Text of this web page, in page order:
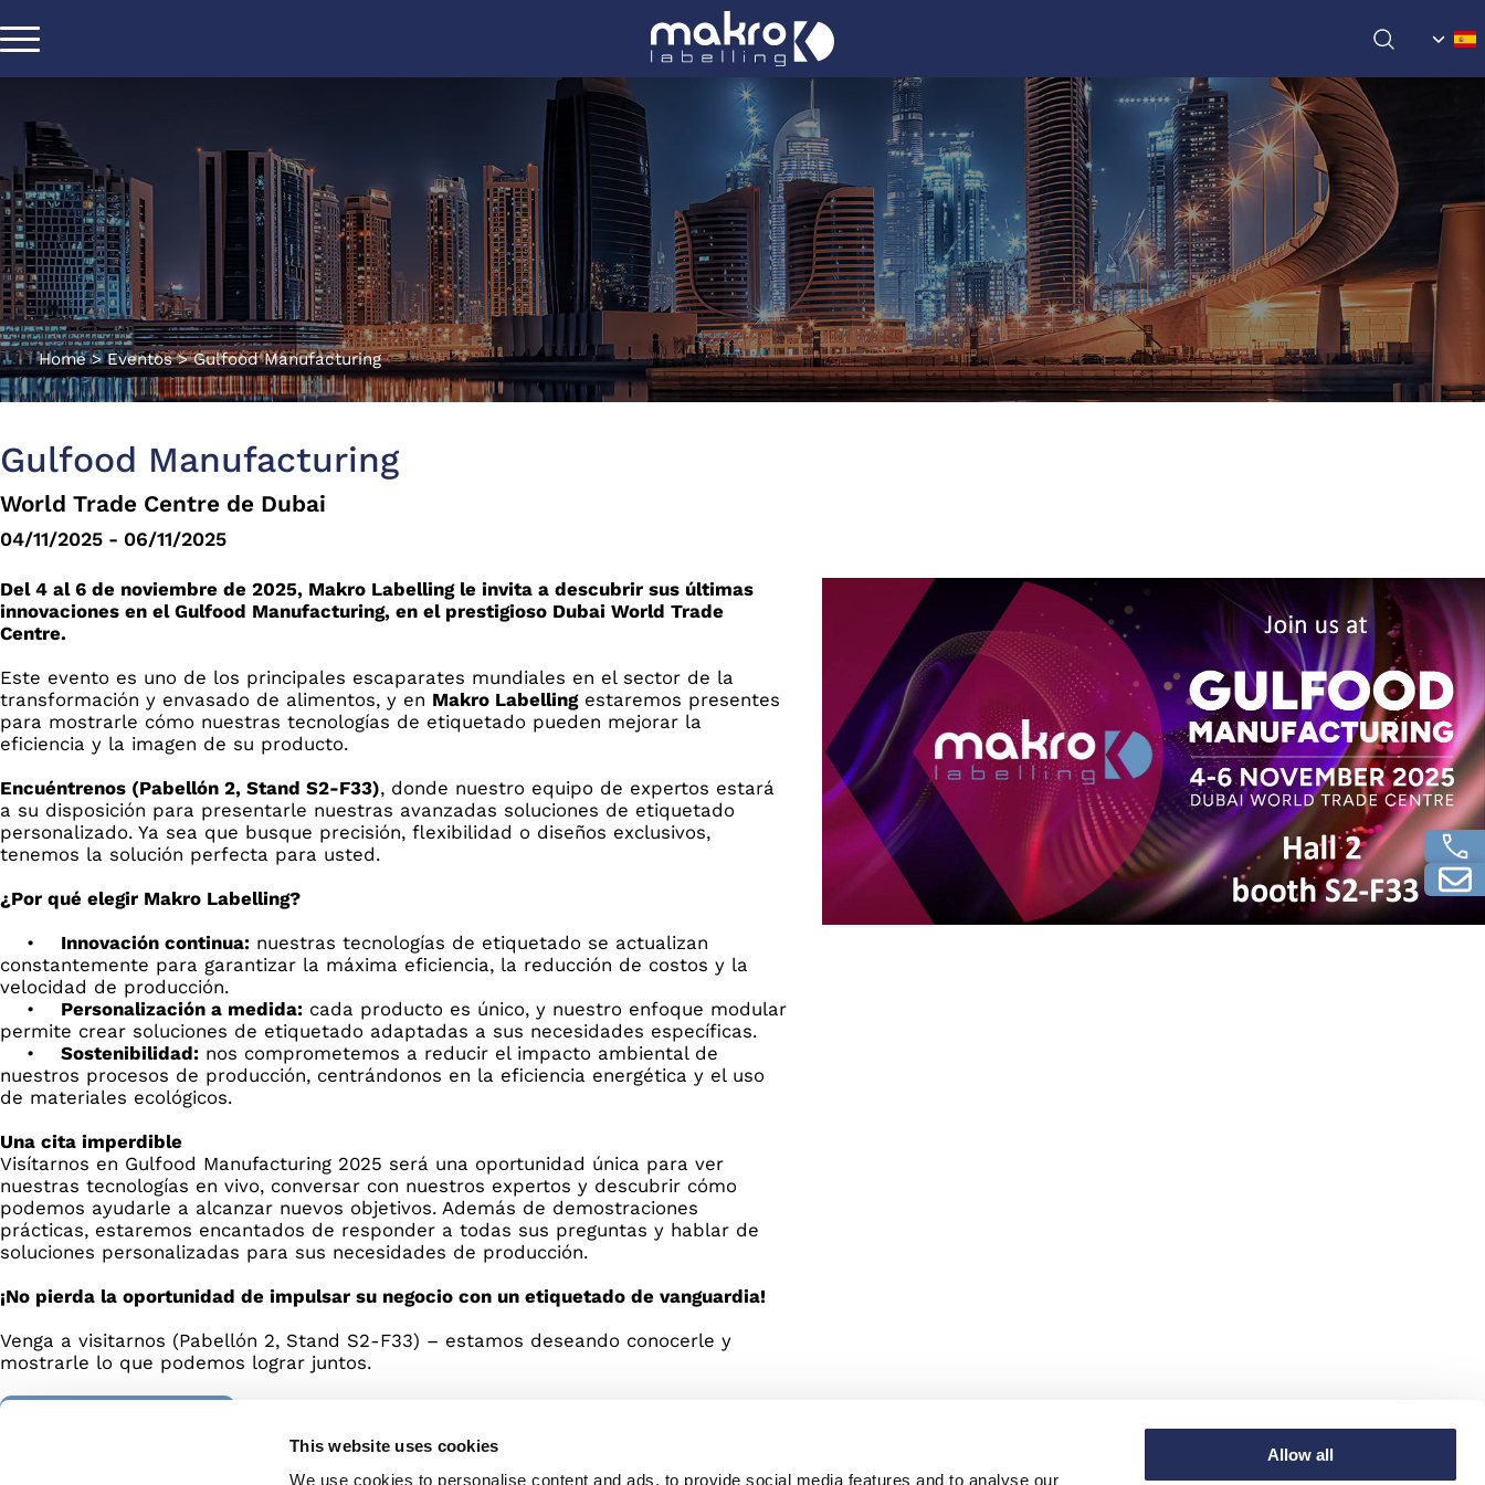
This website uses cookies
We use cookies to personalise content and ads, to provide social media features and to analyse our
Allow all
Home > Eventos > Gulfood Manufacturing
Gulfood Manufacturing
World Trade Centre de Dubai
04/11/2025 - 06/11/2025
Del 4 al 6 de noviembre de 2025, Makro Labelling le invita a descubrir sus últimas
innovaciones en el Gulfood Manufacturing, en el prestigioso Dubai World Trade
Centre.
Este evento es uno de los principales escaparates mundiales en el sector de la
transformación y envasado de alimentos, y en Makro Labellingestaremos presentes
para mostrarle cómo nuestras tecnologías de etiquetado pueden mejorar la
eficiencia y la imagen de su producto.
Encuéntrenos (Pabellón 2, Stand S2-F33), donde nuestro equipo de expertos estará
a su disposición para presentarle nuestras avanzadas soluciones de etiquetado
personalizado. Ya sea que busque precisión, flexibilidad o diseños exclusivos,
tenemos la solución perfecta para usted.
¿Por qué elegir Makro Labelling?
• Innovación continua: nuestras tecnologías de etiquetado se actualizan
constantemente para garantizar la máxima eficiencia, la reducción de costos y la
velocidad de producción.
• Personalización a medida: cada producto es único, y nuestro enfoque modular
permite crear soluciones de etiquetado adaptadas a sus necesidades específicas.
• Sostenibilidad: nos comprometemos a reducir el impacto ambiental de
nuestros procesos de producción, centrándonos en la eficiencia energética y el uso
de materiales ecológicos.
Una cita imperdible
Visítarnos en Gulfood Manufacturing 2025 será una oportunidad única para ver
nuestras tecnologías en vivo, conversar con nuestros expertos y descubrir cómo
podemos ayudarle a alcanzar nuevos objetivos. Además de demostraciones
prácticas, estaremos encantados de responder a todas sus preguntas y hablar de
soluciones personalizadas para sus necesidades de producción.
¡No pierda la oportunidad de impulsar su negocio con un etiquetado de vanguardia!
Venga a visitarnos (Pabellón 2, Stand S2-F33) – estamos deseando conocerle y
mostrarle lo que podemos lograr juntos.